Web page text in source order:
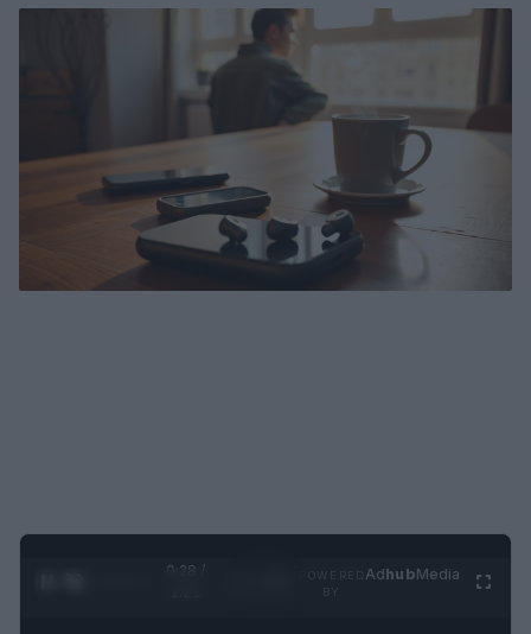
0:29 /
AdhubMedia